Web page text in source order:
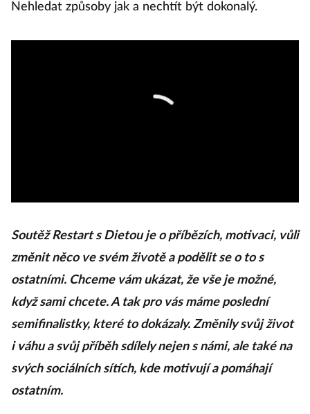
Nehledat způsoby jak a nechtít být dokonalý.
Soutěž Restart s Dietou je o příbězích, motivaci, vůli
změnit něco ve svém životě a podělit se o to s
ostatními. Chceme vám ukázat, že vše je možné,
když sami chcete. A tak pro vás máme poslední
semifinalistky, které to dokázaly. Změnily svůj život
i váhu a svůj příběh sdílely nejen s námi, ale také na
svých sociálních sítích, kde motivují a pomáhají
ostatním.